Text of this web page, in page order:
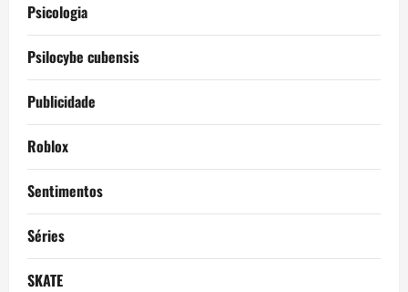
Psicologia
Psilocybe cubensis
Publicidade
Roblox
Sentimentos
Séries
SKATE